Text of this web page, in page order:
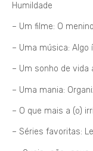
Humildade
– Um filme: O
– Uma música: Algo
– Um sonho de vida
– Uma mania:
– O que mais a (o)
– Séries favoritas: